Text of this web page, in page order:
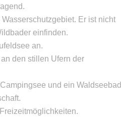
Er ist nicht
einfinden.
an.
den stillen Ufern der
und ein Waldseebad